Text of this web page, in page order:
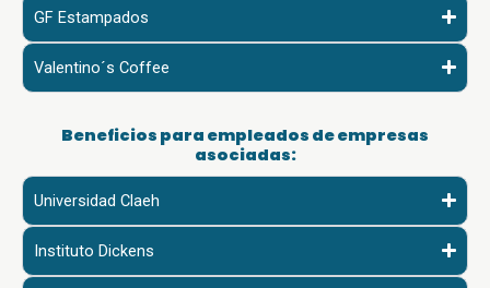
GF Estampados
Valentino´s Coffee
Beneficios para empleados de empresas
asociadas:
Universidad Claeh
Instituto Dickens